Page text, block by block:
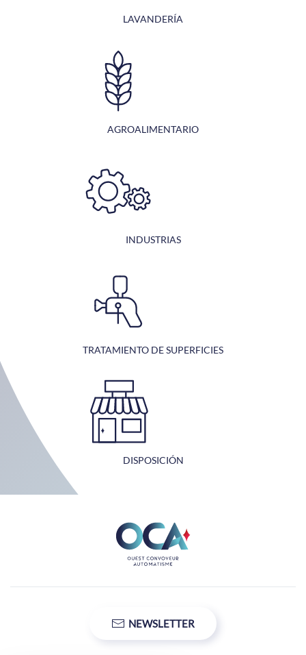
LAVANDERÍA
AGROALIMENTARIO
INDUSTRIAS
TRATAMIENTO DE SUPERFICIES
DISPOSICIÓN
NEWSLETTER